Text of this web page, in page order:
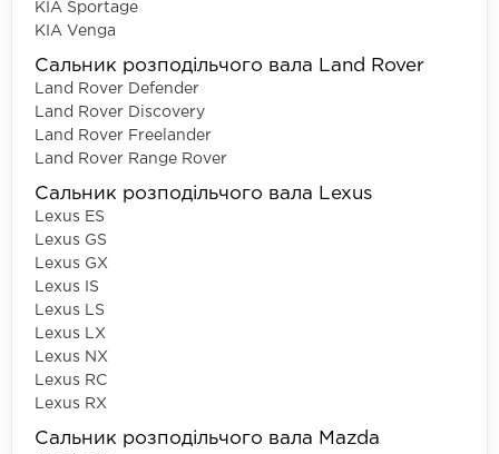
KIA Sportage
KIA Venga
Сальник розподільчого вала Land Rover
Land Rover Defender
Land Rover Discovery
Land Rover Freelander
Land Rover Range Rover
Сальник розподільчого вала Lexus
Lexus ES
Lexus GS
Lexus GX
Lexus IS
Lexus LS
Lexus LX
Lexus NX
Lexus RC
Lexus RX
Сальник розподільчого вала Mazda